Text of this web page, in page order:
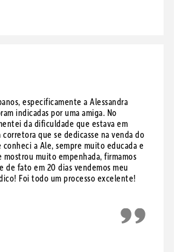
especificamente a Alessandra
indicadas por uma amiga. No
da dificuldade que estava em
que se dedicasse na venda do
a Ale, sempre muito educada e
mostrou muito empenhada, firmamos
de fato em 20 dias vendemos meu
Foi todo um processo excelente!